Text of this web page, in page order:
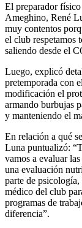
El preparador
Ameghino, René
muy contentos
el club respetamos
saliendo desde el
Luego, explicó
pretemporada con
modificación el
armando burbujas
y manteniendo el
En relación a qué
Luna puntualizó:
vamos a evaluar
una evaluación
parte de
médico del club
programas de
diferencia”.